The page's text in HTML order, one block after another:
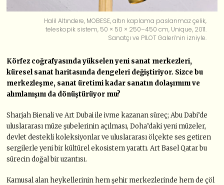
Halil Altındere, MOBESE, altın kaplama paslanmaz çelik,
teleskopik sistem, 50 × 50 × 250–450 cm, Unique, 2011.
Sanatçı ve PİLOT Galeri’nin izniyle.
Körfez coğrafyasında yükselen yeni sanat merkezleri,
küresel sanat haritasında dengeleri değiştiriyor. Sizce bu
merkezleşme, sanat üretimi kadar sanatın dolaşımını ve
alımlanışını da dönüştürüyor mu?
Sharjah Bienali ve Art Dubai ile ivme kazanan süreç; Abu Dabi’de
uluslararası müze şubelerinin açılması, Doha’daki yeni müzeler,
devlet destekli koleksiyonlar ve uluslararası ölçekte ses getiren
sergilerle yeni bir kültürel ekosistem yarattı. Art Basel Qatar bu
sürecin doğal bir uzantısı.
Kamusal alan heykellerinin hem şehir merkezlerinde hem de çöl